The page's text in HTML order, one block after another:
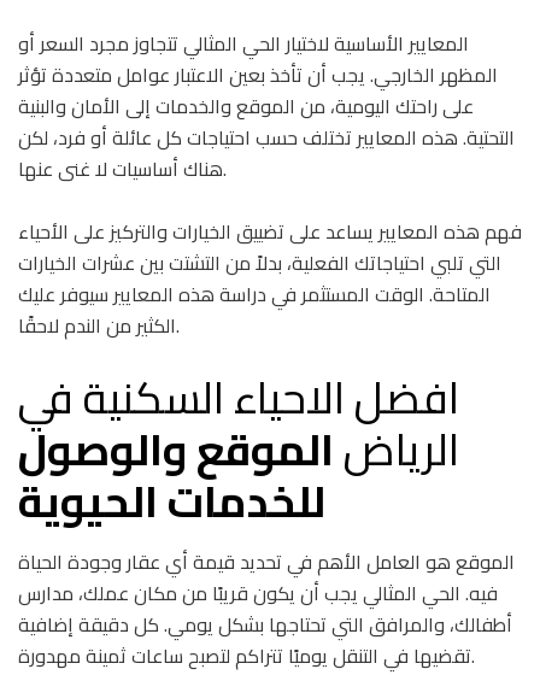
المعايير الأساسية لاختيار الحي المثالي تتجاوز مجرد السعر أو
المظهر الخارجي. يجب أن تأخذ بعين الاعتبار عوامل متعددة تؤثر
على راحتك اليومية، من الموقع والخدمات إلى الأمان والبنية
التحتية. هذه المعايير تختلف حسب احتياجات كل عائلة أو فرد، لكن
هناك أساسيات لا غنى عنها.
فهم هذه المعايير يساعد على تضييق الخيارات والتركيز على الأحياء
التي تلبي احتياجاتك الفعلية، بدلاً من التشتت بين عشرات الخيارات
المتاحة. الوقت المستثمر في دراسة هذه المعايير سيوفر عليك
الكثير من الندم لاحقًا.
افضل الاحياء السكنية في
الرياضالموقع والوصول
للخدمات الحيوية
الموقع هو العامل الأهم في تحديد قيمة أي عقار وجودة الحياة
فيه. الحي المثالي يجب أن يكون قريبًا من مكان عملك، مدارس
أطفالك، والمرافق التي تحتاجها بشكل يومي. كل دقيقة إضافية
تقضيها في التنقل يوميًا تتراكم لتصبح ساعات ثمينة مهدورة.